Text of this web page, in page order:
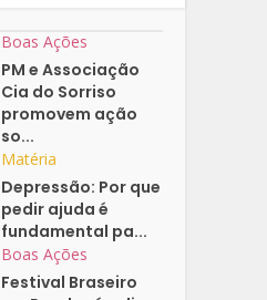
Boas Ações
PM e Associação
Cia do Sorriso
promovem ação
so...
Matéria
Depressão: Por que
pedir ajuda é
fundamental pa...
Boas Ações
Festival Braseiro